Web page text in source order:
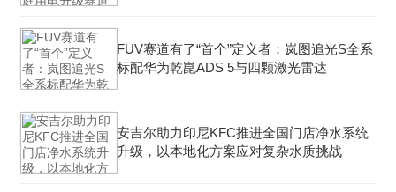
FUV赛道有了“首个”定义者：岚图追光S全系
标配华为乾崑ADS 5与四颗激光雷达
安吉尔助力印尼KFC推进全国门店净水系统
升级，以本地化方案应对复杂水质挑战